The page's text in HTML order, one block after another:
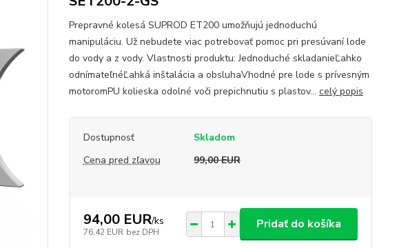
Prepravné kolesá SUPROD ET200 umožňujú jednoduchú
manipuláciu. Už nebudete viac potrebovať pomoc pri presúvaní lode
do vody a z vody. Vlastnosti produktu: Jednoduché skladanieĽahko
odnímateľnéĽahká inštalácia a obsluhaVhodné pre lode s prívesným
motoromPU kolieska odolné voči prepichnutiu s plastov... celý popis
Dostupnosť
Skladom
Cena pred zľavou
99,00 EUR
94,00 EUR/ks
76,42 EUR bez DPH
Pridať do košíka